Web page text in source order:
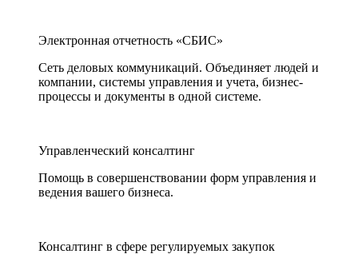
Электронная отчетность «СБИС»
Сеть деловых коммуникаций. Объединяет людей и
компании, системы управления и учета, бизнес-
процессы и документы в одной системе.
Управленческий консалтинг
Помощь в совершенствовании форм управления и
ведения вашего бизнеса.
Консалтинг в сфере регулируемых закупок